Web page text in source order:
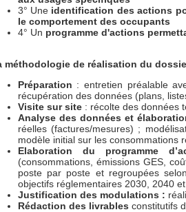
3° Une identification des actions
le comportement des occupants
4° Un programme d'actions
méthodologie de réalisation du
Préparation : entretien préalable
récupération des données (plans,
Visite sur site : récolte des données
Analyse des données et
réelles (factures/mesures) ;
modèle initial sur les consommations
Elaboration du programme
(consommations, émissions GES,
poste par poste et regroupées
objectifs réglementaires 2030, 2040
Justification des modulations :
Rédaction des livrables constitutifs